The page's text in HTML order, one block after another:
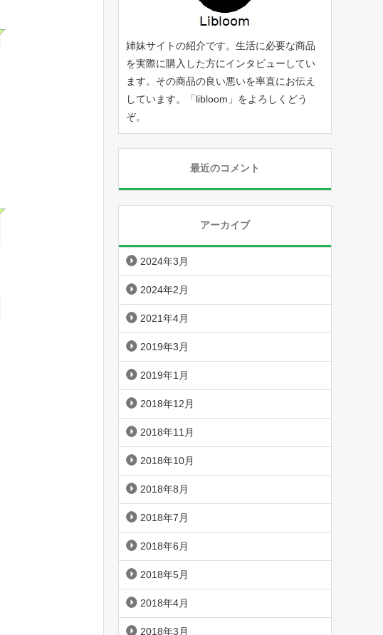
姉妹サイトの紹介です。生活に必要な商品
を実際に購入した方にインタビューしてい
ます。その商品の良い悪いを率直にお伝え
しています。「libloom 」をよろしくどう
ぞ。
最近のコメント
アーカイブ
2024年3月
2024年2月
2021年4月
2019年3月
2019年1月
2018年12月
2018年11月
2018年10月
2018年8月
2018年7月
2018年6月
2018年5月
2018年4月
2018年3月